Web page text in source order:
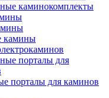
каминокомплекты
камины
порталы для
порталы для каминов